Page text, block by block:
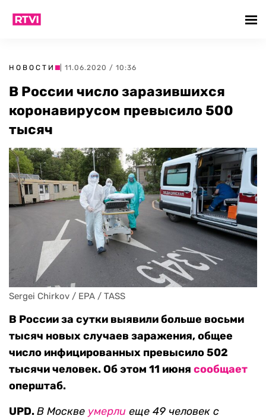
НОВОСТИ | 11.06.2020 / 10:36
В России число заразившихся
коронавирусом превысило 500
тысяч
Sergei Chirkov / EPA / TASS
В России за сутки выявили больше восьми
тысяч новых случаев заражения, общее
число инфицированных превысило 502
тысячи человек. Об этом 11 июня сообщает
оперштаб.
UPD.В Москве умерли еще 49 человек с